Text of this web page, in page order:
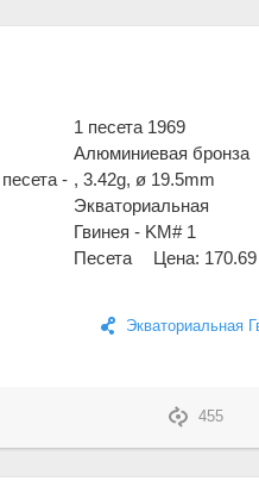
1 песета 1969
Алюминиевая бронза
, 3.42g, ø 19.5mm
Экваториальная
Гвинея - KM# 1
Песета
Цена:
Экваториальная
455